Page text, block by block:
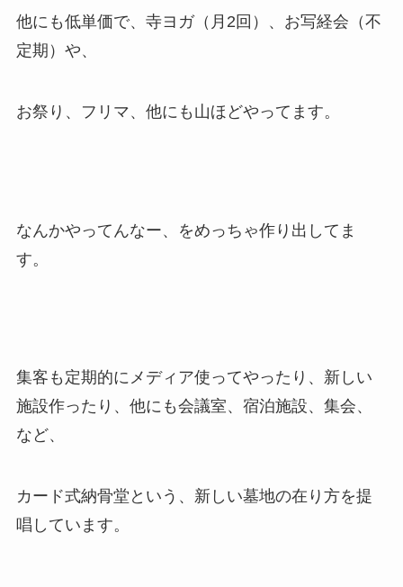
他にも低単価で、寺ヨガ（月2回）、お写経会（不
定期）や、
お祭り、フリマ、他にも山ほどやってます。
なんかやってんなー、をめっちゃ作り出してま
す。
集客も定期的にメディア使ってやったり、新しい
施設作ったり、他にも会議室、宿泊施設、集会、
など、
カード式納骨堂という、新しい墓地の在り方を提
唱しています。